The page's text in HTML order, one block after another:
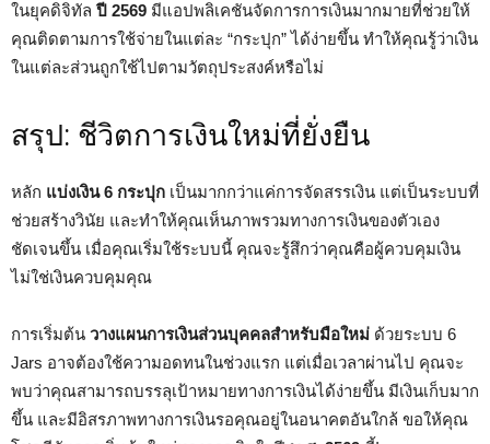
ในยุคดิจิทัล ปี 2569 มีแอปพลิเคชันจัดการการเงินมากมายที่ช่วยให้
คุณติดตามการใช้จ่ายในแต่ละ “กระปุก” ได้ง่ายขึ้น ทำให้คุณรู้ว่าเงิน
ในแต่ละส่วนถูกใช้ไปตามวัตถุประสงค์หรือไม่
สรุป: ชีวิตการเงินใหม่ที่ยั่งยืน
หลัก แบ่งเงิน 6 กระปุก เป็นมากกว่าแค่การจัดสรรเงิน แต่เป็นระบบที่
ช่วยสร้างวินัย และทำให้คุณเห็นภาพรวมทางการเงินของตัวเอง
ชัดเจนขึ้น เมื่อคุณเริ่มใช้ระบบนี้ คุณจะรู้สึกว่าคุณคือผู้ควบคุมเงิน
ไม่ใช่เงินควบคุมคุณ
การเริ่มต้น วางแผนการเงินส่วนบุคคลสำหรับมือใหม่ ด้วยระบบ 6
Jars อาจต้องใช้ความอดทนในช่วงแรก แต่เมื่อเวลาผ่านไป คุณจะ
พบว่าคุณสามารถบรรลุเป้าหมายทางการเงินได้ง่ายขึ้น มีเงินเก็บมาก
ขึ้น และมีอิสรภาพทางการเงินรอคุณอยู่ในอนาคตอันใกล้ ขอให้คุณ